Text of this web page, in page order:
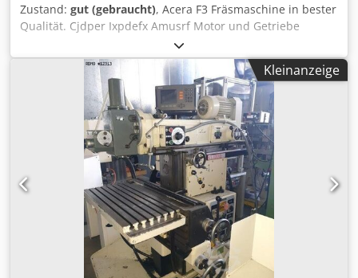
Zustand: gut (gebraucht), Acera F3 Fräsmaschine in bester
Qualität. Cjdper Ixpdefx Amusrf Motor und Getriebe
klingen perfekt. Es gibt kein anderes Zubehör als das, was
Sie auf den Bildern sehen. Kann in einen Eurotrailer
geladen und der Transport in ganz Europa organisiert
Kleinanzeige